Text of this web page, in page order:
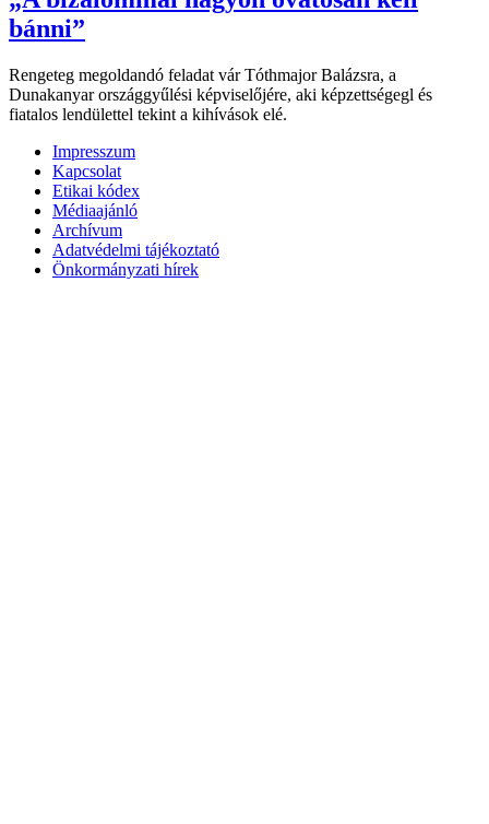
bánni”
Rengeteg megoldandó feladat vár Tóthmajor Balázsra, a
Dunakanyar országgyűlési képviselőjére, aki képzettségegl és
fiatalos lendülettel tekint a kihívások elé.
Impresszum
Kapcsolat
Etikai kódex
Médiaajánló
Archívum
Adatvédelmi tájékoztató
Önkormányzati hírek